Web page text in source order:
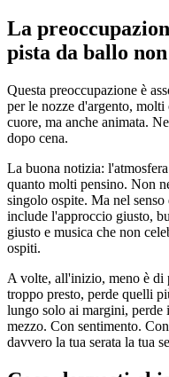
La
pista da ballo
Questa preoccupazione è
per le nozze d'argento, molti
cuore, ma anche animata.
dopo cena.
La buona notizia:
quanto molti pensino. Non
singolo ospite. Ma nel
include l'approccio giusto,
giusto e musica che non
ospiti.
A volte, all'inizio, meno è di
troppo presto, perde quelli
lungo solo ai margini,
mezzo. Con sentimento.
davvero la tua serata la tua